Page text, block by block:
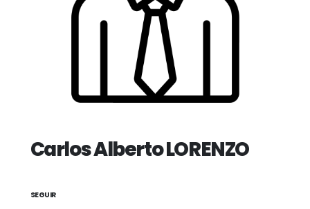
Carlos Alberto LORENZO
SEGUIR